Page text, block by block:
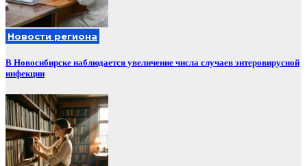
Новости региона
В Новосибирске наблюдается увеличение числа случаев энтеровирусной
инфекции